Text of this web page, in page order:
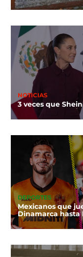
NOTICIAS
3 veces que
DEPORTES
Mexicanos que
Dinamarca hasta